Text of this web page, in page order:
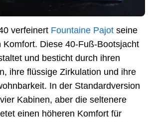
verfeinert Fountaine Pajot seine
Komfort. Diese 40-Fuß-Bootsjacht
und besticht durch ihren
ihre flüssige Zirkulation und ihre
In der Standardversion
Kabinen, aber die seltenere
einen höheren Komfort für